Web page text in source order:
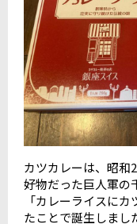
カツカレーは、昭和
好物だった巨人軍の
「カレーライスに
たことで誕生しまし